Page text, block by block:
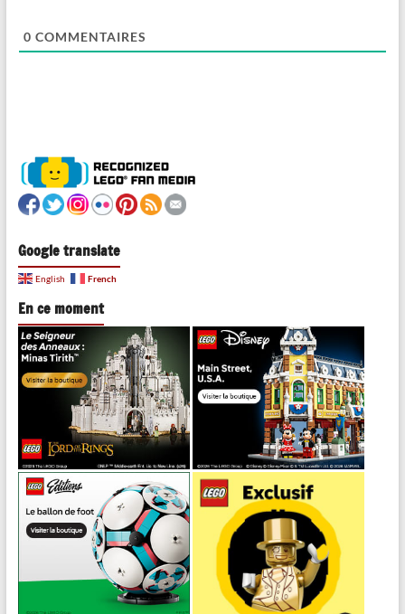
0 COMMENTAIRES
Google translate
English French
En ce moment